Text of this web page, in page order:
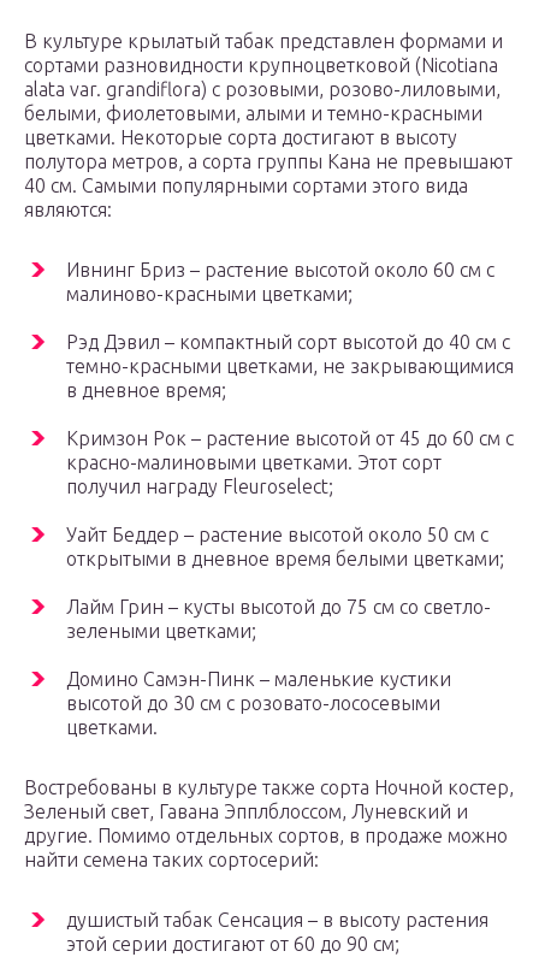
В культуре крылатый табак представлен формами и
сортами разновидности крупноцветковой (Nicotiana
alata var. grandiflora) с розовыми, розово-лиловыми,
белыми, фиолетовыми, алыми и темно-красными
цветками. Некоторые сорта достигают в высоту
полутора метров, а сорта группы Кана не превышают
40 см. Самыми популярными сортами этого вида
являются:
Ивнинг Бриз – растение высотой около 60 см с
малиново-красными цветками;
Рэд Дэвил – компактный сорт высотой до 40 см с
темно-красными цветками, не закрывающимися
в дневное время;
Кримзон Рок – растение высотой от 45 до 60 см с
красно-малиновыми цветками. Этот сорт
получил награду Fleuroselect;
Уайт Беддер – растение высотой около 50 см с
открытыми в дневное время белыми цветками;
Лайм Грин – кусты высотой до 75 см со светло-
зелеными цветками;
Домино Самэн-Пинк – маленькие кустики
высотой до 30 см с розовато-лососевыми
цветками.
Востребованы в культуре также сорта Ночной костер,
Зеленый свет, Гавана Эпплблоссом, Луневский и
другие. Помимо отдельных сортов, в продаже можно
найти семена таких сортосерий:
душистый табак Сенсация – в высоту растения
этой серии достигают от 60 до 90 см;